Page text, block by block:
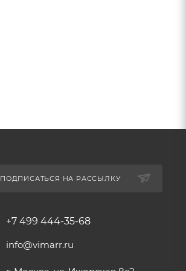
ПОДПИСАТЬСЯ НА РАССЫЛКУ
+7 499 444-35-68
info@vimarr.ru